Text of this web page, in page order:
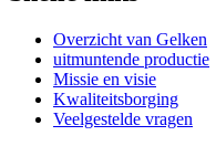
Overzicht van Gelken
uitmuntende productie
Missie en visie
Kwaliteitsborging
Veelgestelde vragen